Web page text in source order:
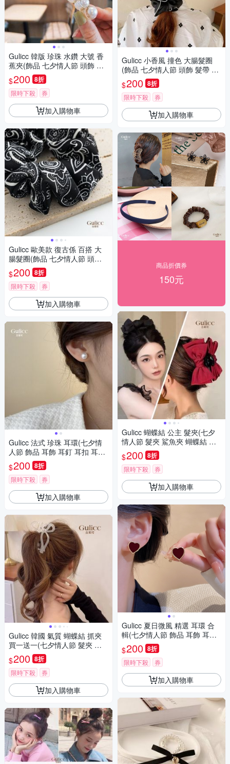
Gulicc 韓版 珍珠 水鑽 大號 香
蕉夾(飾品 七夕情人節 頭飾 髮
帶 髮箍 生日禮物 主題穿搭 約
會 )
$200 8折
限時下殺 券
加入購物車
Gulicc 歐美款 復古係 百搭 大
腸髮圈(飾品 七夕情人節 頭飾
髮帶 髮箍 生日禮物 主題穿搭
約會 )
$200 8折
限時下殺 券
加入購物車
Gulicc 法式 珍珠 耳環(七夕情
人節 飾品 耳飾 耳釘 耳扣 耳環
生日禮物 )
$200 8折
限時下殺 券
加入購物車
Gulicc 韓國 氣質 蝴蝶結 抓夾
買一送一(七夕情人節 髮夾 鯊
魚夾 蝴蝶結 生日禮物 )
$200 8折
限時下殺 券
加入購物車
Gulicc 小香風 撞色 大腸髮圈
(飾品 七夕情人節 頭飾 髮帶 髮
箍 生日禮物 主題穿搭 約會 )
$200 8折
限時下殺 券
加入購物車
商品折價券
150元
Gulicc 蝴蝶結 公主 髮夾(七夕
情人節 髮夾 鯊魚夾 蝴蝶結 生
日禮物 )
$200 8折
限時下殺 券
加入購物車
Gulicc 夏日微風 精選 耳環 合
輯(七夕情人節 飾品 耳飾 耳針
耳釘 耳環 生日禮物 )
$200 8折
限時下殺 券
加入購物車